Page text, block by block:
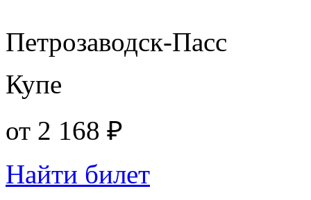
Петрозаводск-Пасс
Купе
от 2 168 ₽
Найти билет